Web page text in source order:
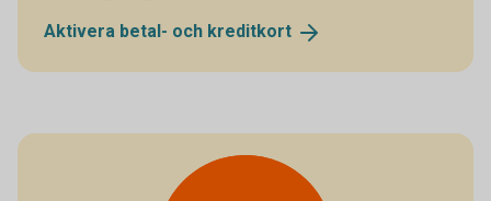
Aktivera betal- och kreditkort